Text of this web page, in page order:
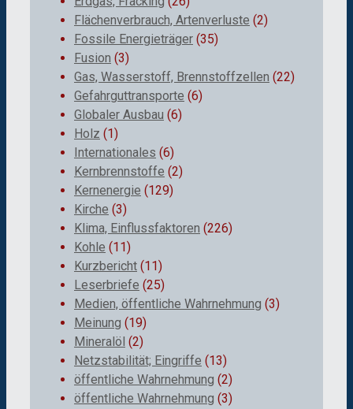
Flächenverbrauch, Artenverluste (2)
Fossile Energieträger (35)
Fusion (3)
Gas, Wasserstoff, Brennstoffzellen (22)
Gefahrguttransporte (6)
Globaler Ausbau (6)
Holz (1)
Internationales (6)
Kernbrennstoffe (2)
Kernenergie (129)
Kirche (3)
Klima, Einflussfaktoren (226)
Kohle (11)
Kurzbericht (11)
Leserbriefe (25)
Medien, öffentliche Wahrnehmung (3)
Meinung (19)
Mineralöl (2)
Netzstabilität; Eingriffe (13)
öffentliche Wahrnehmung (2)
öffentliche Wahrnehmung (3)